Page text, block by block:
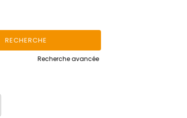
Recherche avancée